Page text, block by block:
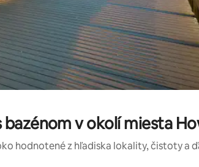
v okolí miesta
hodnotené z hľadiska lokality, čistoty a